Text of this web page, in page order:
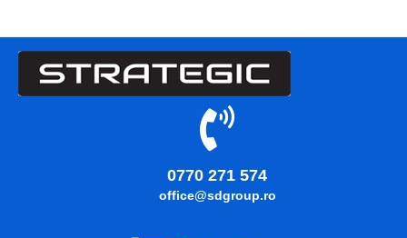
0770 271 574
office@sdgroup.ro